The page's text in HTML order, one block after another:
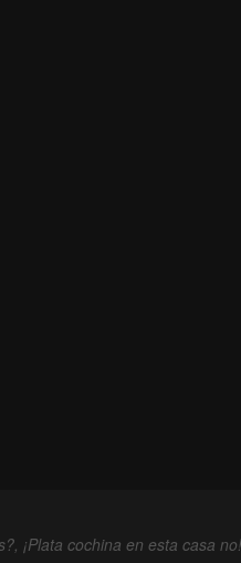
¡Plata cochina en esta casa